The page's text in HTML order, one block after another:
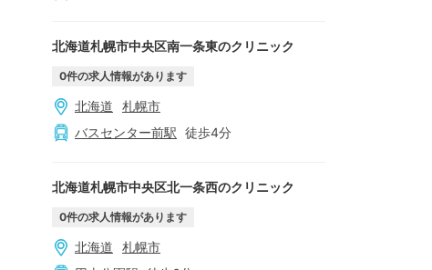
北海道札幌市中央区南一条東のクリニック
0件の求人情報があります
北海道
札幌市
バスセンター前駅 徒歩4分
北海道札幌市中央区北一条西のクリニック
0件の求人情報があります
北海道
札幌市